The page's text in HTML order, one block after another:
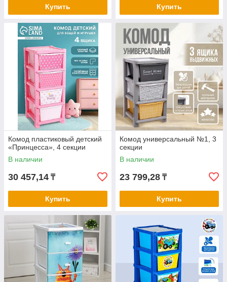
Купить Купить
Комод пластиковый детский
«Принцесса», 4 секции
В наличии
30 457,14 ₸
Купить
Комод универсальный №1, 3
секции
В наличии
23 799,28 ₸
Купить